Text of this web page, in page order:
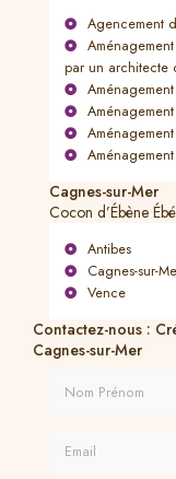
Agencement
par un architecte
Cagnes-sur-Mer
Cocon d’Ébène
Antibes
Cagnes-sur-
Vence
Contactez-nous :
Cagnes-sur-Mer